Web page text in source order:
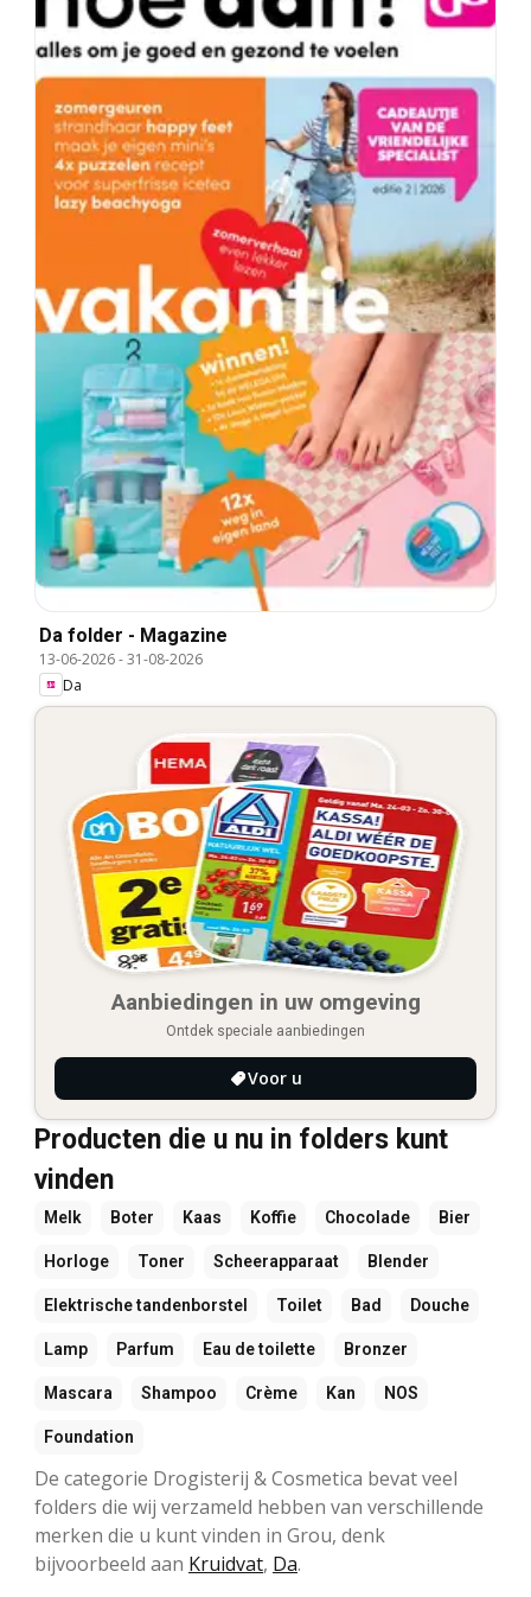
Da folder - Magazine
13-06-2026-31-08-2026
Da
Aanbiedingen in uw omgeving
Ontdek speciale aanbiedingen
Voor u
Producten die u nu in folders kunt
vinden
Melk Boter Kaas Koffie Chocolade Bier
Horloge Toner Scheerapparaat Blender
Elektrische tandenborstel Toilet Bad Douche
Lamp Parfum Eau de toilette Bronzer
Mascara Shampoo Crème Kan NOS
Foundation
De categorie Drogisterij & Cosmetica bevat veel
folders die wij verzameld hebben van verschillende
merken die u kunt vinden in Grou, denk
bijvoorbeeld aan Kruidvat, Da.